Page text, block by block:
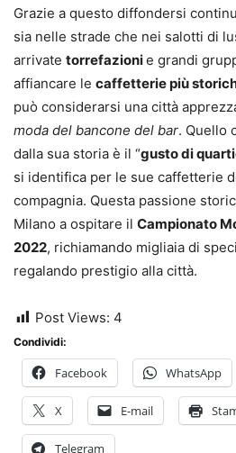
Grazie a questo diffondersi
sia nelle strade che nei salotti di
arrivate torrefazionie grandi
affiancare le caffetterie più
può considerarsi una città
moda del bancone del bar. Quello
dalla sua storia è il “gusto di
si identifica per le sue caffetterie
compagnia. Questa passione
Milano a ospitare il Campionato
2022, richiamando migliaia di
regalando prestigio alla città.
Post Views: 4
Condividi:
Facebook WhatsApp
X E-mail
Telegram